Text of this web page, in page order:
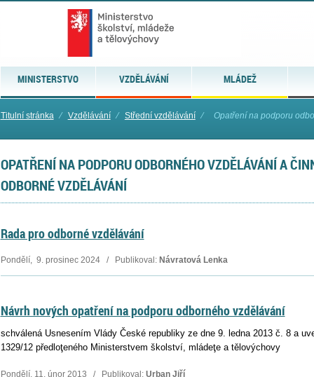
MINISTERSTVO VZDĚLÁVÁNÍ MLÁDEŽ
Titulní stránka ⁄ Vzdělávání ⁄ Střední vzdělávání ⁄ Opatření na podporu
OPATŘENÍ NA PODPORU ODBORNÉHO VZDĚLÁVÁNÍ A
ODBORNÉ VZDĚLÁVÁNÍ
Rada pro odborné vzdělávání
Pondělí, 9. prosinec 2024 / Publikoval: Návratová Lenka
Návrh nových opatření na podporu odborného vzdělávání
schválená Usnesením Vlády České republiky ze dne 9. ledna 2013 č. 8 a
1329/12 předloţeného Ministerstvem školství, mládeţe a tělovýchovy
Pondělí, 11. únor 2013 / Publikoval: Urban Jiří